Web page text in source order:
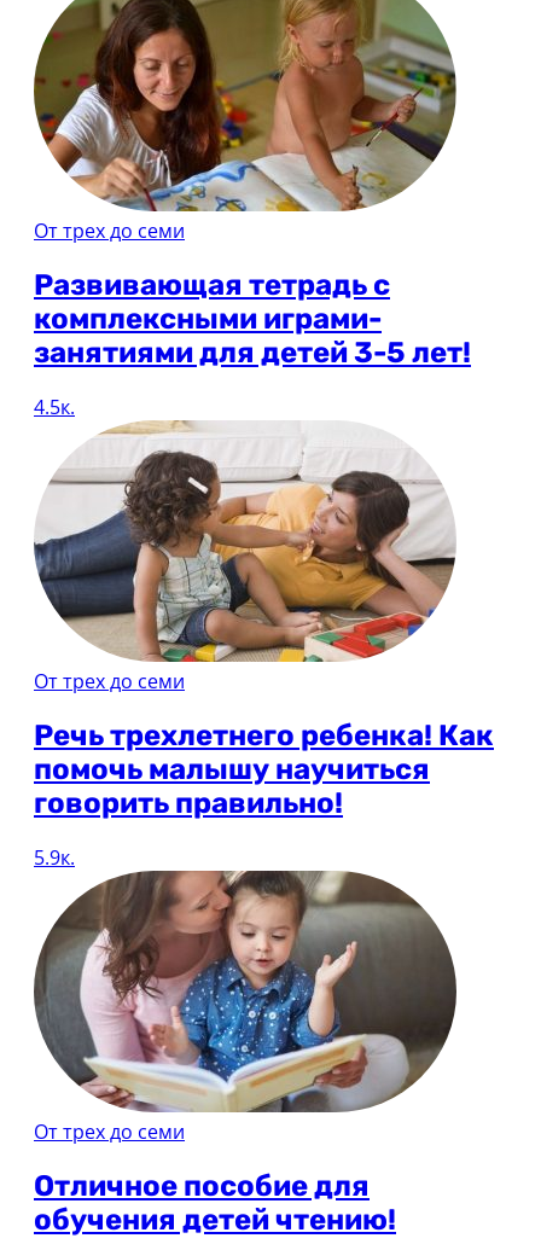
От трех до семи
Развивающая тетрадь с
комплексными играми-
занятиями для детей 3-5 лет!
4.5к.
От трех до семи
Речь трехлетнего ребенка! Как
помочь малышу научиться
говорить правильно!
5.9к.
От трех до семи
Отличное пособие для
обучения детей чтению!